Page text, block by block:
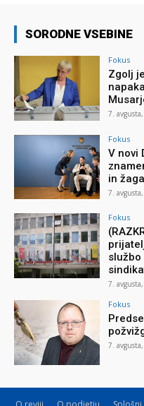
SORODNE VSEBINE
Fokus
Zgolj
7.
Fokus
V novi
in
7.
Fokus
službo
7.
Fokus
7.